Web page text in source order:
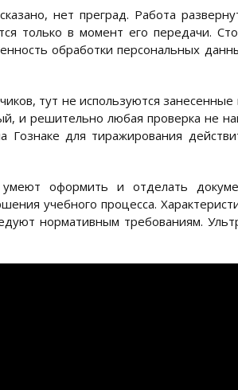
нет преград. Работа
только в момент его передачи.
обработки персональных
тут не используются
и решительно любая проверка не
Гознаке для тиражирования
умеют оформить и отделать
учебного процесса.
нормативным требованиям.